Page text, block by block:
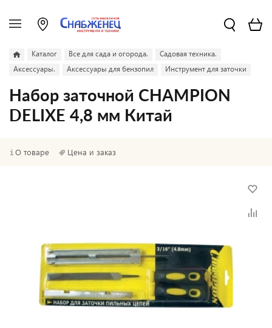
Каталог Все для сада и огорода.
Садовая техника.
Аксессуары.
Аксессуары для бензопил Инструмент для заточки
Набор заточной CHAMPION
DELIXE 4,8 мм Китай
О товаре Цена и заказ